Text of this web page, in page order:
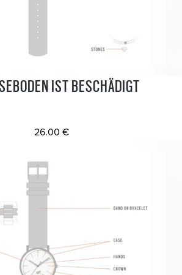
IST BESCHÄDIGT
26.00 €